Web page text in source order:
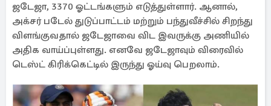
ஜடேஜா, 3370 ஓட்டங்களும் எடுத்துள்ளார். ஆனால்,
அக்சர் படேல் துடுப்பாட்டம் மற்றும் பந்துவீச்சில் சிறந்து
விளங்குவதால் ஜடேஜாவை விட இவருக்கு அணியில்
அதிக வாய்ப்புள்ளது. எனவே ஜடேஜாவும் விரைவில்
டெஸ்ட் கிரிக்கெட்டில் இருந்து ஓய்வு பெறலாம்.